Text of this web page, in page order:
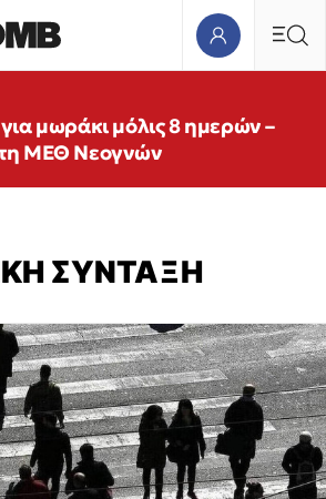
μωράκι μόλις 8 ημερών –
ΜΕΘ Νεογνών
ΣΥΝΤΑΞΗ